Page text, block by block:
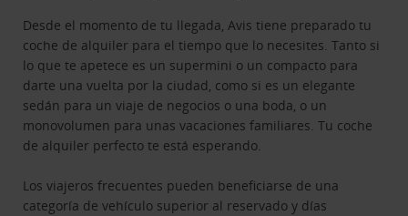
Desde el momento de tu llegada, Avis tiene preparado tu
coche de alquiler para el tiempo que lo necesites. Tanto si
lo que te apetece es un supermini o un compacto para
darte una vuelta por la ciudad, como si es un elegante
sedán para un viaje de negocios o una boda, o un
monovolumen para unas vacaciones familiares. Tu coche
de alquiler perfecto te está esperando.
Los viajeros frecuentes pueden beneficiarse de una
categoría de vehículo superior al reservado y días